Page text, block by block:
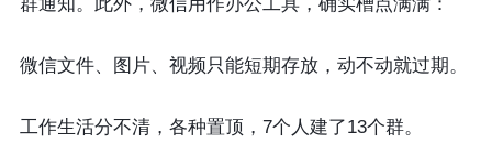
群通知。此外，微信用作办公工具，确实槽点满满：
微信文件、图片、视频只能短期存放，动不动就过期。
工作生活分不清，各种置顶，7个人建了13个群。